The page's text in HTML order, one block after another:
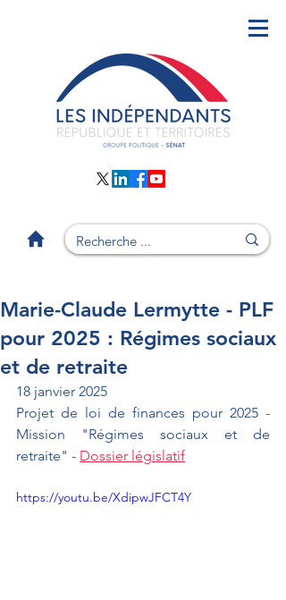
Marie-Claude Lermytte - PLF
pour 2025 : Régimes sociaux
et de retraite
18 janvier 2025
Projet de loi de finances pour 2025 -
Mission "Régimes sociaux et de
retraite" - Dossier législatif
https://youtu.be/XdipwJFCT4Y